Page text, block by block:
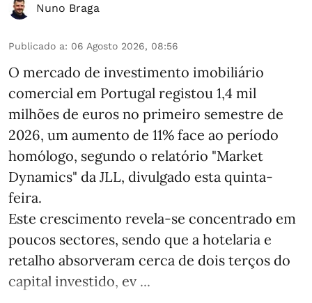
Nuno Braga
Publicado a: 06 Agosto 2026, 08:56
O mercado de investimento imobiliário
comercial em Portugal registou 1,4 mil
milhões de euros no primeiro semestre de
2026, um aumento de 11% face ao período
homólogo, segundo o relatório "Market
Dynamics" da JLL, divulgado esta quinta-
feira.
Este crescimento revela-se concentrado em
poucos sectores, sendo que a hotelaria e
retalho absorveram cerca de dois terços do
capital investido, ev ...